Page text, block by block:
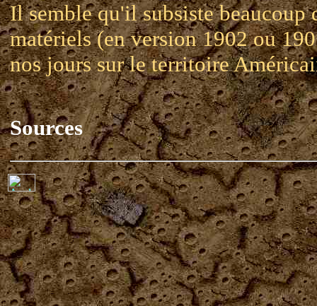
Il semble qu'il subsiste beaucoup
matériels (en version 1902 ou
nos jours sur le territoire
Sources